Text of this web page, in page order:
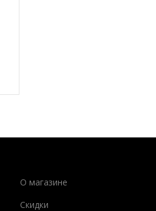
О магазине
Скидки